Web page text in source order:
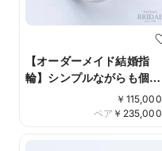
【オーダーメイド結婚指
輪】シンプルながらも個性
￥ 115,000
￥ 235,000
ペア